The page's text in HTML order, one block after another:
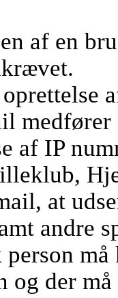
af en
af IP
at
andre
må
og der